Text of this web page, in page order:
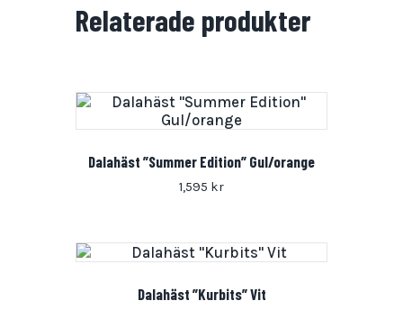
Relaterade produkter
Dalahäst ”Summer Edition” Gul/orange
1,595 kr
Dalahäst ”Kurbits” Vit